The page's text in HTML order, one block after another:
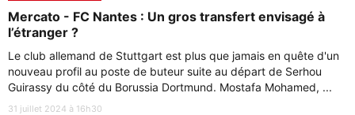
Mercato - FC Nantes : Un gros transfert envisagé à
l’étranger ?
Le club allemand de Stuttgart est plus que jamais en quête d'un
nouveau profil au poste de buteur suite au départ de Serhou
Guirassy du côté du Borussia Dortmund. Mostafa Mohamed, ...
31 juillet 2024 à 16h30